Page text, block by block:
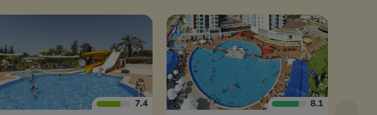
7.4 8.1